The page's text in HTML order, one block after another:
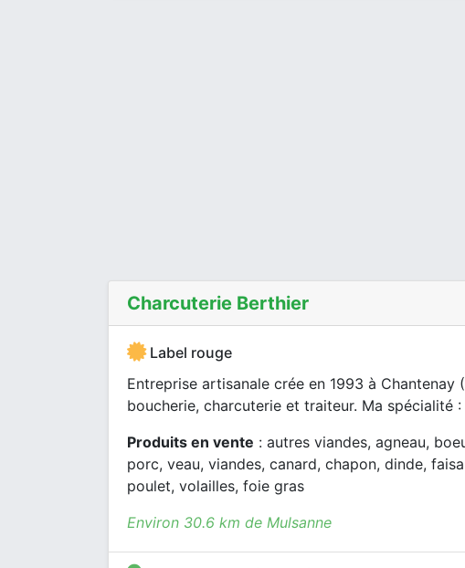
Charcuterie Berthier
Label rouge
Entreprise artisanale crée en 1993 à Chantenay
boucherie, charcuterie et traiteur. Ma spécialité
Produits en vente : autres viandes, agneau,
porc, veau, viandes, canard, chapon, dinde,
poulet, volailles, foie gras
Environ 30.6 km de Mulsanne